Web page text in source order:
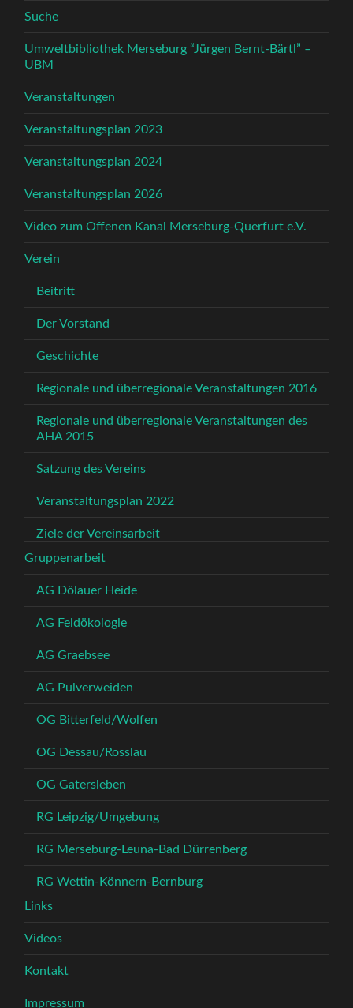
Suche
Umweltbibliothek Merseburg “Jürgen Bernt-Bärtl” –
UBM
Veranstaltungen
Veranstaltungsplan 2023
Veranstaltungsplan 2024
Veranstaltungsplan 2026
Video zum Offenen Kanal Merseburg-Querfurt e.V.
Verein
Beitritt
Der Vorstand
Geschichte
Regionale und überregionale Veranstaltungen 2016
Regionale und überregionale Veranstaltungen des
AHA 2015
Satzung des Vereins
Veranstaltungsplan 2022
Ziele der Vereinsarbeit
Gruppenarbeit
AG Dölauer Heide
AG Feldökologie
AG Graebsee
AG Pulverweiden
OG Bitterfeld/Wolfen
OG Dessau/Rosslau
OG Gatersleben
RG Leipzig/Umgebung
RG Merseburg-Leuna-Bad Dürrenberg
RG Wettin-Könnern-Bernburg
Links
Videos
Kontakt
Impressum